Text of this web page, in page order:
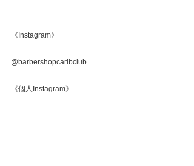
《Instagram》
@barbershopcaribclub
《個人Instagram》